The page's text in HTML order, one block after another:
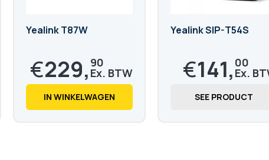
Yealink T87W
€229, 90
278,
IN WINKELWAGEN
Yealink SIP-T54S
€141, 00
170,
SEE PRODUCT